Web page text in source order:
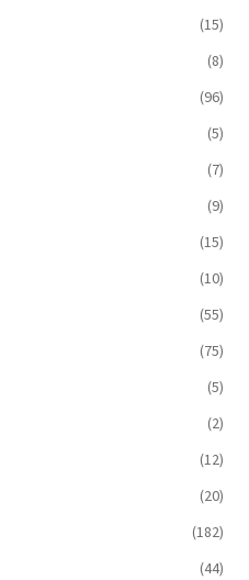
(15)
(8)
(96)
(5)
(7)
(9)
(15)
(10)
(55)
(75)
(5)
(2)
(12)
(20)
(182)
(44)